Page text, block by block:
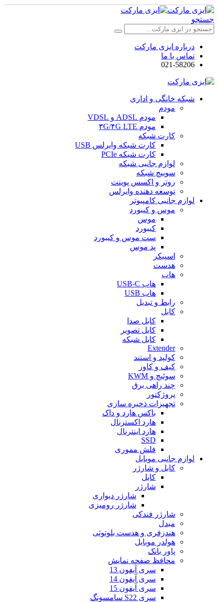
جستجو
درباره ایزی مارکت
تماس با ما
021-58206
شبکه خانگی و اداری
مودم
مودم ADSL و VDSL
مودم ۳G/۴G LTE
کارت شبکه
کارت شبکه وایرلس USB
کارت شبکه PCIe
لوازم جانبی شبکه
سوییچ شبکه
روتر و اکسس پوینت
توسعه دهنده وایرلس
لوازم جانبی کامپیوتر
موس و کیبورد
موس
کیبورد
ست موس و کیبورد
پد موس
اسپیکر
هدست
هاب
هاب USB-C
هاب USB
رابط و تبدیل
کابل
کابل صدا
کابل تصویر
کابل شبکه
Extender
کولپد و استند
کیف و کاور
سوئیچ و KWM
چند راهی برق
پروژکتور
تجهیزات ذخیره سازی
باکس هارد و داک
هارد اکسترنال
هارد اینترنال
SSD
فلش مموری
لوازم جانبی موبایل
کابل و شارژر
کابل
شارژر
شارژر دیواری
شارژر رومیزی
شارژر فندکی
مبدل
هندزفری و هدست بلوتوثی
هولدر موبایل
پاور بانک
محافظ صفحه نمایش
سری آیفون 13
سری آیفون 14
سری آیفون 15
سری S22 سامسونگ